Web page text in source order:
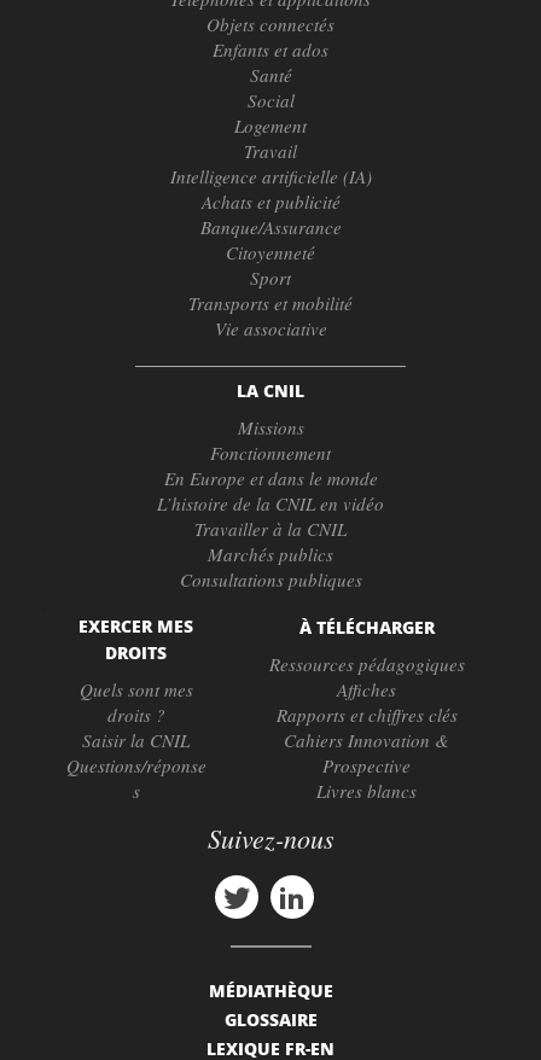
Objets connectés
Enfants et ados
Santé
Social
Logement
Travail
Intelligence artificielle (IA)
Achats et publicité
Banque/Assurance
Citoyenneté
Sport
Transports et mobilité
Vie associative
LA CNIL
Missions
Fonctionnement
En Europe et dans le monde
L’histoire de la CNIL en vidéo
Travailler à la CNIL
Marchés publics
Consultations publiques
EXERCER MES
DROITS
Quels sont mes
droits ?
Saisir la CNIL
Questions/réponse
s
À TÉLÉCHARGER
Ressources pédagogiques
Affiches
Rapports et chiffres clés
Cahiers Innovation &
Prospective
Livres blancs
Suivez-nous
MÉDIATHÈQUE
GLOSSAIRE
LEXIQUE FR-EN